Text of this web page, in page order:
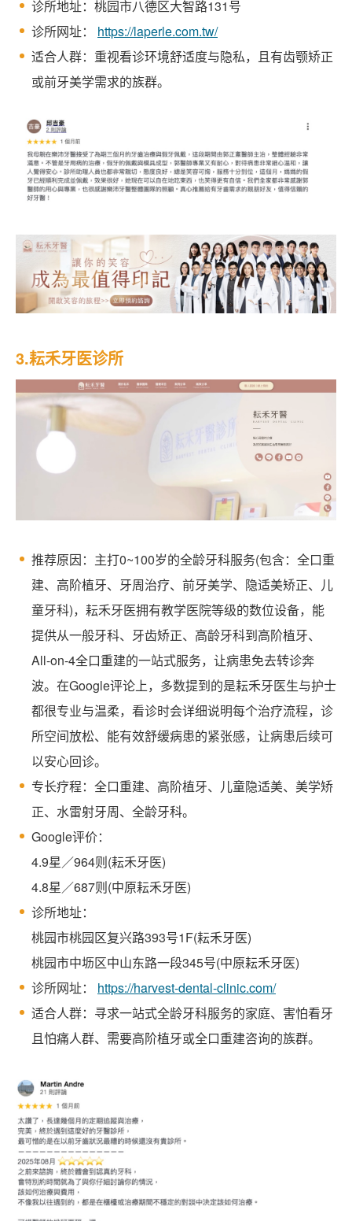
诊所地址：桃园市八德区大智路131号
诊所网址： https://laperle.com.tw/
适合人群：重视看诊环境舒适度与隐私，且有齿颚矫正
或前牙美学需求的族群。
3.耘禾牙医诊所
推荐原因：主打0~100岁的全龄牙科服务(包含：全口重
建、高阶植牙、牙周治疗、前牙美学、隐适美矫正、儿
童牙科)，耘禾牙医拥有教学医院等级的数位设备，能
提供从一般牙科、牙齿矫正、高龄牙科到高阶植牙、
All-on-4全口重建的一站式服务，让病患免去转诊奔
波。在Google评论上，多数提到的是耘禾牙医生与护士
都很专业与温柔，看诊时会详细说明每个治疗流程，诊
所空间放松、能有效舒缓病患的紧张感，让病患后续可
以安心回诊。
专长疗程：全口重建、高阶植牙、儿童隐适美、美学矫
正、水雷射牙周、全龄牙科。
Google评价：
4.9星／964则(耘禾牙医)
4.8星／687则(中原耘禾牙医)
诊所地址：
桃园市桃园区复兴路393号1F(耘禾牙医)
桃园市中坜区中山东路一段345号(中原耘禾牙医)
诊所网址： https://harvest-dental-clinic.com/
适合人群：寻求一站式全龄牙科服务的家庭、害怕看牙
且怕痛人群、需要高阶植牙或全口重建咨询的族群。